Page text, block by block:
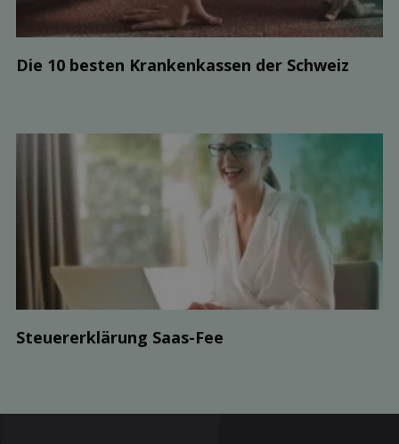
Die 10 besten Kranken­kassen der Schweiz
Steuer­erklärung Saas-Fee